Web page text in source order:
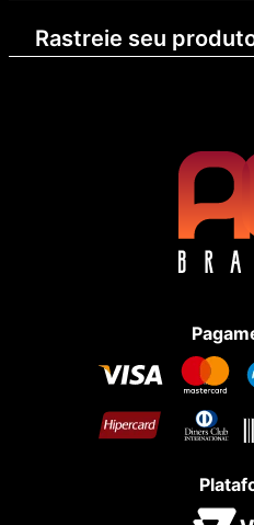
Rastreie seu